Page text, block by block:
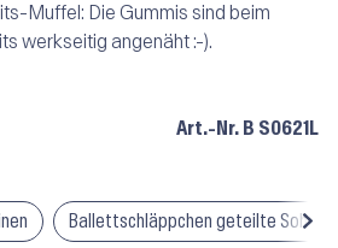
Muffel: Die Gummis sind beim
werkseitig angenäht :-).
Art.-Nr. B S0621L
Ballettschläppchen geteilte Sohle